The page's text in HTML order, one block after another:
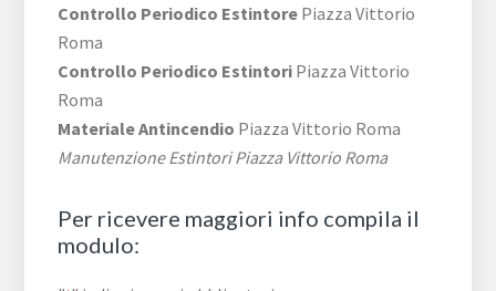
Controllo Periodico Estintore Piazza Vittorio
Roma
Controllo Periodico Estintori Piazza Vittorio
Roma
Materiale Antincendio Piazza Vittorio Roma
Manutenzione Estintori Piazza Vittorio Roma
Per ricevere maggiori info compila il
modulo: